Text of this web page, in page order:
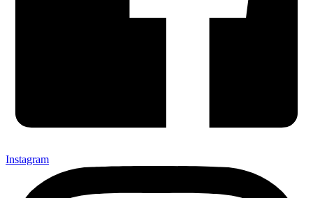
Instagram